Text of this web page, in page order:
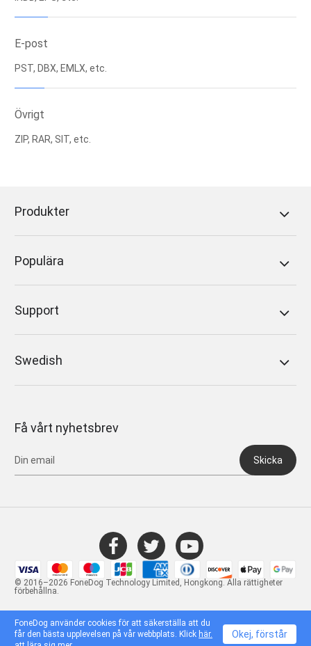
E-post
PST, DBX, EMLX, etc.
Övrigt
ZIP, RAR, SIT, etc.
Produkter
Populära
Support
Swedish
Få vårt nyhetsbrev
Skicka
© 2016–2026 FoneDog Technology Limited, Hongkong. Alla rättigheter
förbehållna.
FoneDog använder cookies för att säkerställa att du
får den bästa upplevelsen på vår webbplats. Klick här.
Okej, förstår